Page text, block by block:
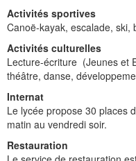
Activités sportives
Canoë-kayak, escalade,
Activités culturelles
Lecture-écriture (Jeunes et
théâtre, danse,
Internat
Le lycée propose 30 places
matin au vendredi soir.
Restauration